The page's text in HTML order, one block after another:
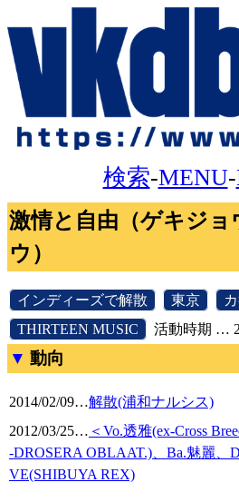
検索-MENU-
激情と自由（ゲキジョ
ウ）
インディーズで解散 東京
THIRTEEN MUSIC 活動時期 …
動向
2014/02/09…解散(浦和ナルシス)
2012/03/25… ＜Vo.透雅(ex-Cross
-DROSERA OBLAAT.)、Ba.魅麗、
VE(SHIBUYA REX)